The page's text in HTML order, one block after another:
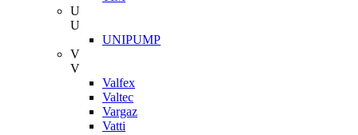
U
U
UNIPUMP
V
V
Valfex
Valtec
Vargaz
Vatti